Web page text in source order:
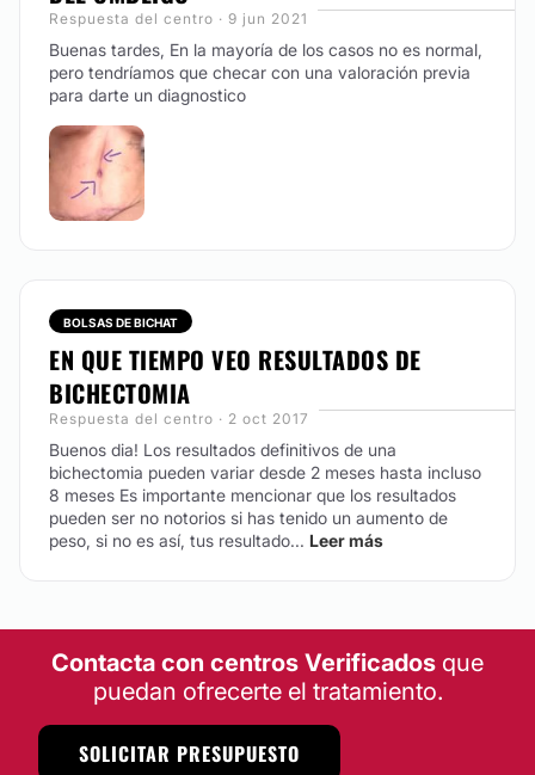
Respuesta del centro · 9 jun 2021
Buenas tardes, En la mayoría de los casos no es normal,
pero tendríamos que checar con una valoración previa
para darte un diagnostico
BOLSAS DE BICHAT
EN QUE TIEMPO VEO RESULTADOS DE
BICHECTOMIA
Respuesta del centro · 2 oct 2017
Buenos dia! Los resultados definitivos de una
bichectomia pueden variar desde 2 meses hasta incluso
8 meses Es importante mencionar que los resultados
pueden ser no notorios si has tenido un aumento de
peso, si no es así, tus resultado... Leer más
Contacta con centros Verificados que
puedan ofrecerte el tratamiento.
SOLICITAR PRESUPUESTO